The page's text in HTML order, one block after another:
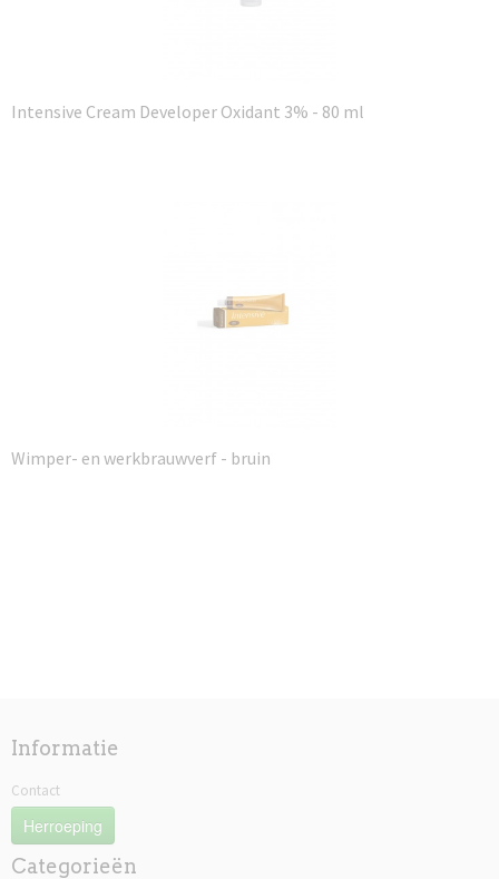
Intensive Cream Developer Oxidant 3% - 80 ml
Wimper- en werkbrauwverf - bruin
Informatie
Contact
Herroeping
Categorieën